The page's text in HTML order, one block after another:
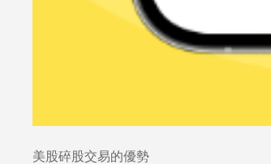
美股碎股交易的優勢